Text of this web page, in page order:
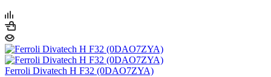
Ferroli Divatech H F32 (0DAO7ZYA)